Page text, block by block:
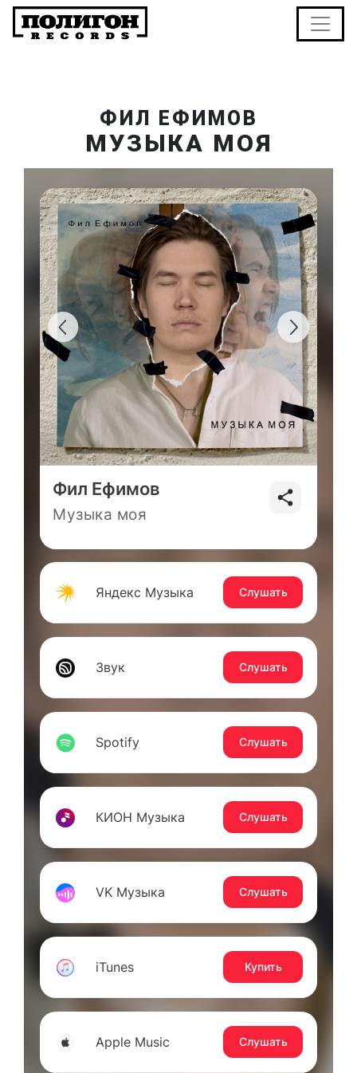
ФИЛ ЕФИМОВ
МУЗЫКА МОЯ